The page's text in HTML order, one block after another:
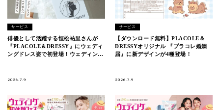
サービス
俳優として活躍する恒松祐里さんが
『PLACOLE＆DRESSY』にウェディ
ングドレス姿で初登場！ウェディング
2026.7.9
サービス
【ダウンロード無料】PLACOLE＆
DRESSYオリジナル 『プラコレ婚姻
届』に新デザインが4種登場！
2026.7.9